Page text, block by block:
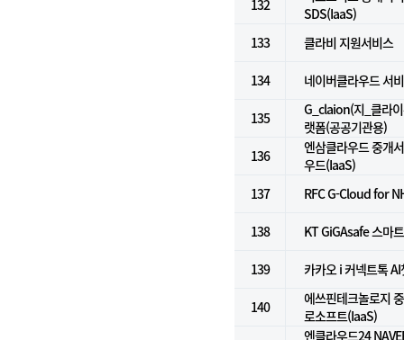
132
SDS(IaaS)
133
클라비 지원서비스
134 네이버클라우드 서
135
G_claion(지_클라
랫폼(공공기관용)
136
엔삼클라우드 중개
우드(IaaS)
137
RFC G-Cloud for
138 KT GiGAsafe 스마
139 카카오 i 커넥트톡 AI
140
에쓰핀테크놀로지
로소프트(IaaS)
엔클라우드24